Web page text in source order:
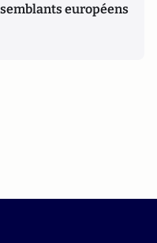
européens